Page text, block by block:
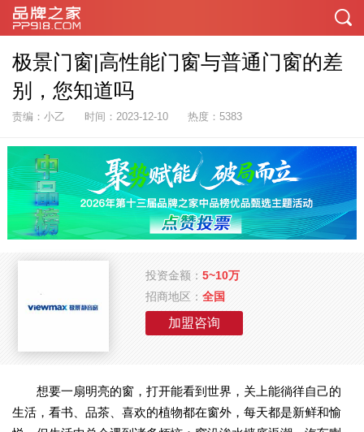
极景门窗|高性能门窗与普通门窗的差
别，您知道吗
责编：小乙 时间：2023-12-10 热度：5383
投资金额：5~10万
招商地区：全国
加盟咨询
想要一扇明亮的窗，打开能看到世界，关上能徜徉自己的
生活，看书、品茶、喜欢的植物都在窗外，每天都是新鲜和愉